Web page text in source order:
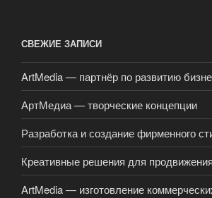
СВЕЖИЕ ЗАПИСИ
ArtMedia — партнёр по развитию
АртМедиа — творческие концепции
Разработка и создание фирменного
Креативные решения для
ArtMedia — изготовление